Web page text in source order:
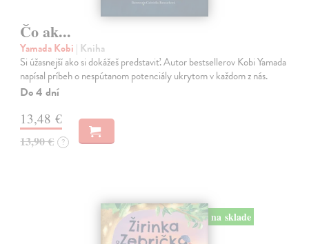
Čo ak...
Yamada Kobi | Kniha
Si úžasnejší ako si dokážeš predstaviť. Autor bestsellerov Kobi Yamada
napísal príbeh o nespútanom potenciály ukrytom v každom z nás.
Do 4 dní
13,48 €
13,90 € ?
na sklade